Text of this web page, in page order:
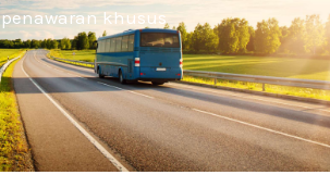
penawaran khusus